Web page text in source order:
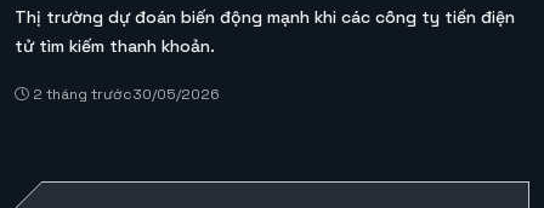
Thị trường dự đoán biến động mạnh khi các công ty tiền điện
tử tìm kiếm thanh khoản.
2 tháng trước30/05/2026